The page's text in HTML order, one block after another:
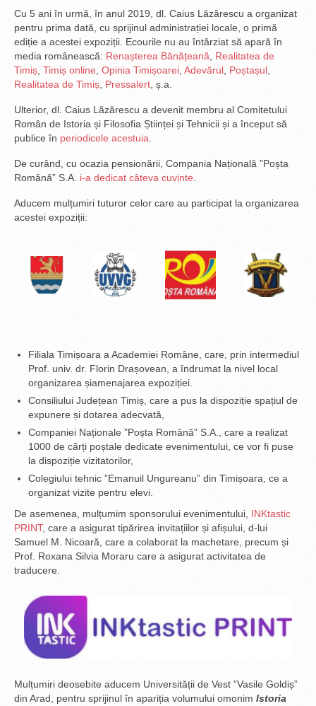
Cu 5 ani în urmă, în anul 2019, dl. Caius Lăzărescu a organizat
pentru prima dată, cu sprijinul administrației locale, o primă
ediție a acestei expoziții. Ecourile nu au întârziat să apară în
media românească: Renașterea Bănățeană
Realitatea de
Timiș Timiș online Opinia Timișoarei Adevărul Poștașul
Realitatea de Timiș Pressalert , ș.a.
Ulterior, dl. Caius Lăzărescu a devenit membru al Comitetului
Român de Istoria și Filosofia Științei și Tehnicii și a început să
publice în periodicele acestuia
De curând, cu ocazia pensionării, Compania Națională ”Poșta
Română” S.A. i-a dedicat câteva cuvinte
Aducem mulțumiri tuturor celor care au participat la organizarea
acestei expoziții:
Filiala Timișoara a Academiei Române, care, prin intermediul
Prof. univ. dr. Florin Drașovean, a îndrumat la nivel local
organizarea șiamenajarea expoziției.
Consiliului Județean Timiș, care a pus la dispoziție spațiul de
expunere și dotarea adecvată,
Companiei Naționale ”Poșta Română” S.A., care a realizat
1000 de cărți poștale dedicate evenimentului, ce vor fi puse
la dispoziție vizitatorilor,
Colegiului tehnic ”Emanuil Ungureanu” din Timișoara, ce a
organizat vizite pentru elevi.
De asemenea, mulțumim sponsorului evenimentului, INKtastic
PRINT, care a asigurat tipărirea invitațiilor și afișului, d-lui
Samuel M. Nicoară, care a colaborat la machetare, precum și
Prof. Roxana Silvia Moraru care a asigurat activitatea de
traducere.
Mulțumiri deosebite aducem Universității de Vest ”Vasile Goldiș”
din Arad, pentru sprijinul în apariția volumului omonim Istoria